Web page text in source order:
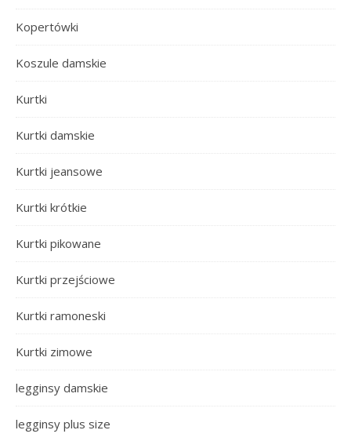
Kopertówki
Koszule damskie
Kurtki
Kurtki damskie
Kurtki jeansowe
Kurtki krótkie
Kurtki pikowane
Kurtki przejściowe
Kurtki ramoneski
Kurtki zimowe
legginsy damskie
legginsy plus size